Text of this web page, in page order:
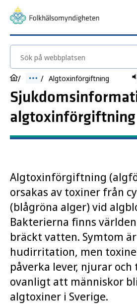
Sök på webbplatsen
Algtoxinförgiftning
algtoxinförgiftning
Algtoxinförgiftning
orsakas av toxiner från
(blågröna alger) vid
Bakterierna finns
bräckt vatten. Symtom
hudirritation, men
påverka lever, njurar och
ovanligt att människor
algtoxiner i Sverige.